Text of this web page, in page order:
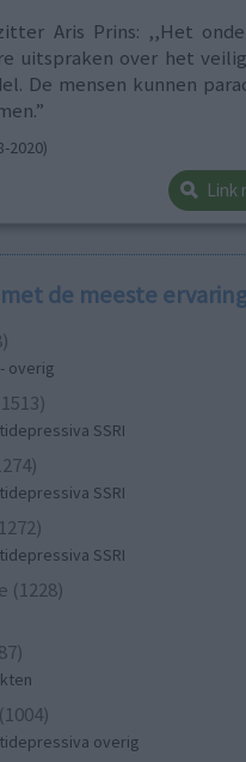
Aris Prins: ,,Het
uitspraken over het
De mensen kunnen
2020)
Link
de meeste
overig
SSRI
SSRI
SSRI
(1228)
overig